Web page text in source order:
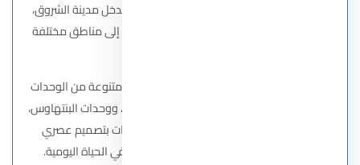
جاب العقارية. يقع على طريق السويس، عند مدخل مدينة الشروق،
مما يوفر موقعاً متميزاً وسهولة في الوصول إلى مناطق مختلفة
يتضمن كمبوند جراندا لايف الشروق مجموعة متنوعة من الوحدات
السكنية، بما في ذلك الشقق والشقق بحديقة، ووحدات البنتهاوس،
بمساحات تبدأ من 122 متر مربع. تتميز الوحدات بتصميم عصري
ومرافق حديثة توفر للسكان سهولة وراحة في الحياة اليومية.